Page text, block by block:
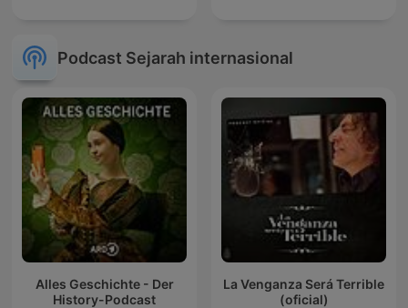
Podcast Sejarah internasional
Alles Geschichte - Der
History-Podcast
La Venganza Será Terrible
(oficial)